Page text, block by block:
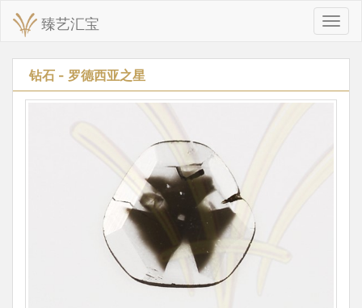
切
换
臻艺汇宝
钻石 - 罗德西亚之星